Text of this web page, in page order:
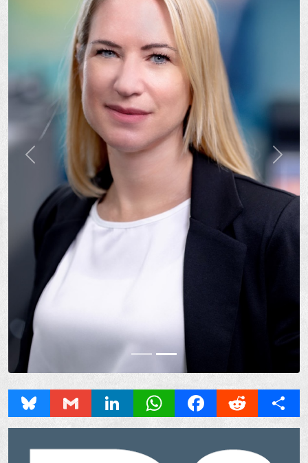
Prev Next
Bluesky Gmail LinkedInWhatsAppFacebookReddit Share